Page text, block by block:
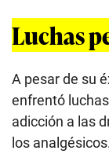
Luchas
A pesar de su
enfrentó
adicción a las
los